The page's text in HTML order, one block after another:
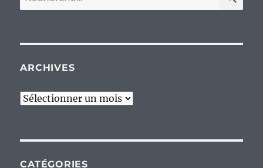
pour :
ARCHIVES
Archives
CATÉGORIES